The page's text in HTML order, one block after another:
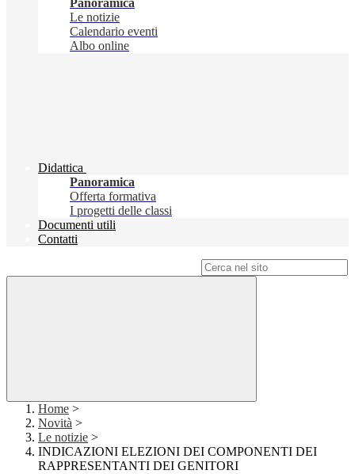
Panoramica
Le notizie
Calendario eventi
Albo online
Didattica
Panoramica
Offerta formativa
I progetti delle classi
Documenti utili
Contatti
Home >
Novità >
Le notizie >
INDICAZIONI ELEZIONI DEI COMPONENTI DEI
RAPPRESENTANTI DEI GENITORI